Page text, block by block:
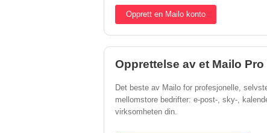
Opprett en Mailo konto
Opprettelse av et Mailo
Det beste av Mailo for profesjonelle,
mellomstore bedrifter: e-post-, sky-,
virksomheten din.